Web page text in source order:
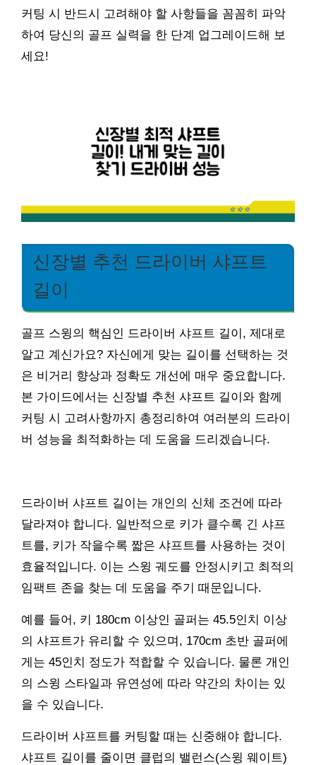
커팅 시 반드시 고려해야 할 사항들을 꼼꼼히 파악
하여 당신의 골프 실력을 한 단계 업그레이드해 보
세요!
신장별 추천 드라이버 샤프트
길이
골프 스윙의 핵심인 드라이버 샤프트 길이, 제대로
알고 계신가요? 자신에게 맞는 길이를 선택하는 것
은 비거리 향상과 정확도 개선에 매우 중요합니다.
본 가이드에서는 신장별 추천 샤프트 길이와 함께
커팅 시 고려사항까지 총정리하여 여러분의 드라이
버 성능을 최적화하는 데 도움을 드리겠습니다.
드라이버 샤프트 길이는 개인의 신체 조건에 따라
달라져야 합니다. 일반적으로 키가 클수록 긴 샤프
트를, 키가 작을수록 짧은 샤프트를 사용하는 것이
효율적입니다. 이는 스윙 궤도를 안정시키고 최적의
임팩트 존을 찾는 데 도움을 주기 때문입니다.
예를 들어, 키 180cm 이상인 골퍼는 45.5인치 이상
의 샤프트가 유리할 수 있으며, 170cm 초반 골퍼에
게는 45인치 정도가 적합할 수 있습니다. 물론 개인
의 스윙 스타일과 유연성에 따라 약간의 차이는 있
을 수 있습니다.
드라이버 샤프트를 커팅할 때는 신중해야 합니다.
샤프트 길이를 줄이면 클럽의 밸런스(스윙 웨이트)